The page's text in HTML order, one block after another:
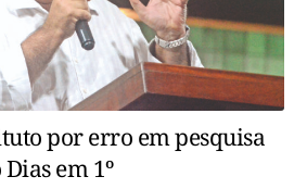
por erro em pesquisa
em 1º